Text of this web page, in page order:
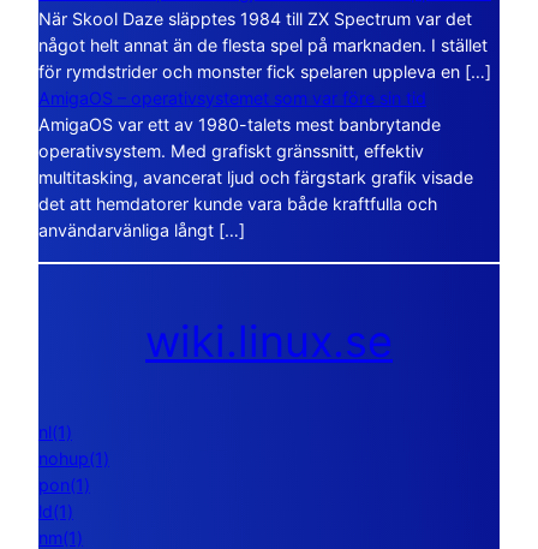
När Skool Daze släpptes 1984 till ZX Spectrum var det
något helt annat än de flesta spel på marknaden. I stället
för rymdstrider och monster fick spelaren uppleva en […]
AmigaOS – operativsystemet som var före sin tid
AmigaOS var ett av 1980-talets mest banbrytande
operativsystem. Med grafiskt gränssnitt, effektiv
multitasking, avancerat ljud och färgstark grafik visade
det att hemdatorer kunde vara både kraftfulla och
användarvänliga långt […]
wiki.linux.se
nl(1)
nohup(1)
pon(1)
ld(1)
nm(1)